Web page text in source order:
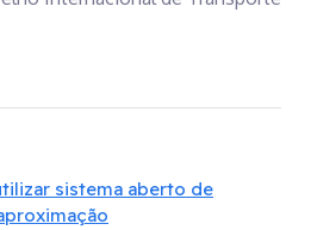
sistema aberto de